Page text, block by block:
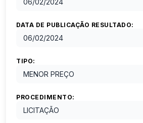
06/02/2024
DATA DE PUBLICAÇÃO RESULTADO:
06/02/2024
TIPO:
MENOR PREÇO
PROCEDIMENTO:
LICITAÇÃO